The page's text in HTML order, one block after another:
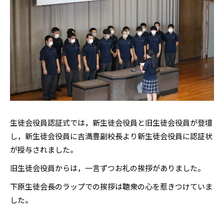
生徒会役員認証式では，新生徒会役員と旧生徒会役員が登壇
し，新生徒会役員に吉満豊副校長より新生徒会役員に認証状
が授与されました。
旧生徒会役員からは，一言ずつお礼の挨拶がありました。
下原生徒会長のラップでの挨拶は聴衆の心を惹きつけていま
した。